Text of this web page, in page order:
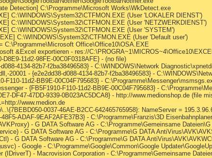
Detection] C:\Programme\Microsoft Works\WkDetect.exe
C:\WINDOWS\System32\CTFMON.EXE (User 'LOKALER DIENST')
C:\WINDOWS\System32\CTFMON.EXE (User 'NETZWERKDIENST')
C:\WINDOWS\System32\CTFMON.EXE (User 'SYSTEM')
C:\WINDOWS\System32\CTFMON.EXE (User 'Default user')
C:\Programme\Microsoft Office\Office10\OSA.EXE
&Excel exportieren - res://
11d2-98FE-00C0F0318AFE} - (no file)
4134-82b7-f2ba38496583} - C:\WINDOWS\Network
20001 - {e2e2dd38-d088-4134-82b7-f2ba38496583} -
F110-11d2-BB9E-00C04F795683} -
- {FB5F1910-F110-11d2-BB9E-00C04F795683} -
DF47-47DD-9339-0B023AC5DCA8} - http://www.medionshop.de (file
www.medion.de
0037-46AE-B2CC-642465765958}: NameServer =
ADAF-9EAF2AFE37B3} - C:\Programme\Franzis\3D
- G DATA Software AG - C:\Programme\Gemeinsame
- G DATA Software AG - C:\Programme\G DATA
- G DATA Software AG - C:\Programme\G DATA
- Google - C:\Programme\Google\Common\Google
(IDriverT) - Macrovision Corporation - C:\Programme\Gemeinsame